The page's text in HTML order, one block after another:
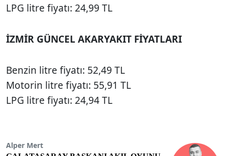
LPG litre fiyatı: 24,99 TL
İZMİR GÜNCEL AKARYAKIT FİYATLARI
Benzin litre fiyatı: 52,49 TL
Motorin litre fiyatı: 55,91 TL
LPG litre fiyatı: 24,94 TL
Alper Mert